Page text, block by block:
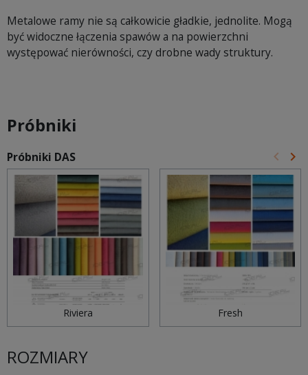
Metalowe ramy nie są całkowicie gładkie, jednolite. Mogą
być widoczne łączenia spawów a na powierzchni
występować nierówności, czy drobne wady struktury.
Próbniki
Próbniki DAS keyboard_arrow_left keyboard_arrow_right
Riviera Fresh
ROZMIARY